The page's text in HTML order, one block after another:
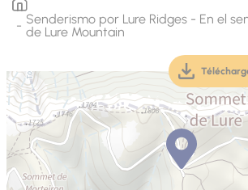
Senderismo por Lure Ridges - En el
de Lure Mountain